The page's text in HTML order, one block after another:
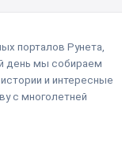
порталов Рунета,
день мы собираем
и интересные
с многолетней